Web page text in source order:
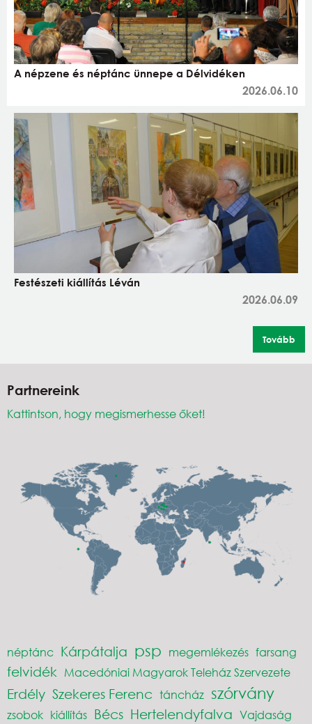
A népzene és néptánc ünnepe a Délvidéken
2026.06.10
Festészeti kiállítás Léván
2026.06.09
Tovább
Partnereink
Kattintson, hogy megismerhesse őket!
néptánc Kárpátalja psp megemlékezés farsang
felvidék Macedóniai Magyarok Teleház Szervezete
Erdély Szekeres Ferenc táncház szórvány
zsobok kiállítás Bécs Hertelendyfalva Vajdaság